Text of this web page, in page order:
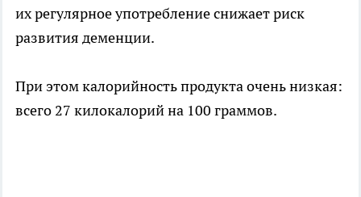
их регулярное употребление снижает риск
развития деменции.
При этом калорийность продукта очень низкая:
всего 27 килокалорий на 100 граммов.